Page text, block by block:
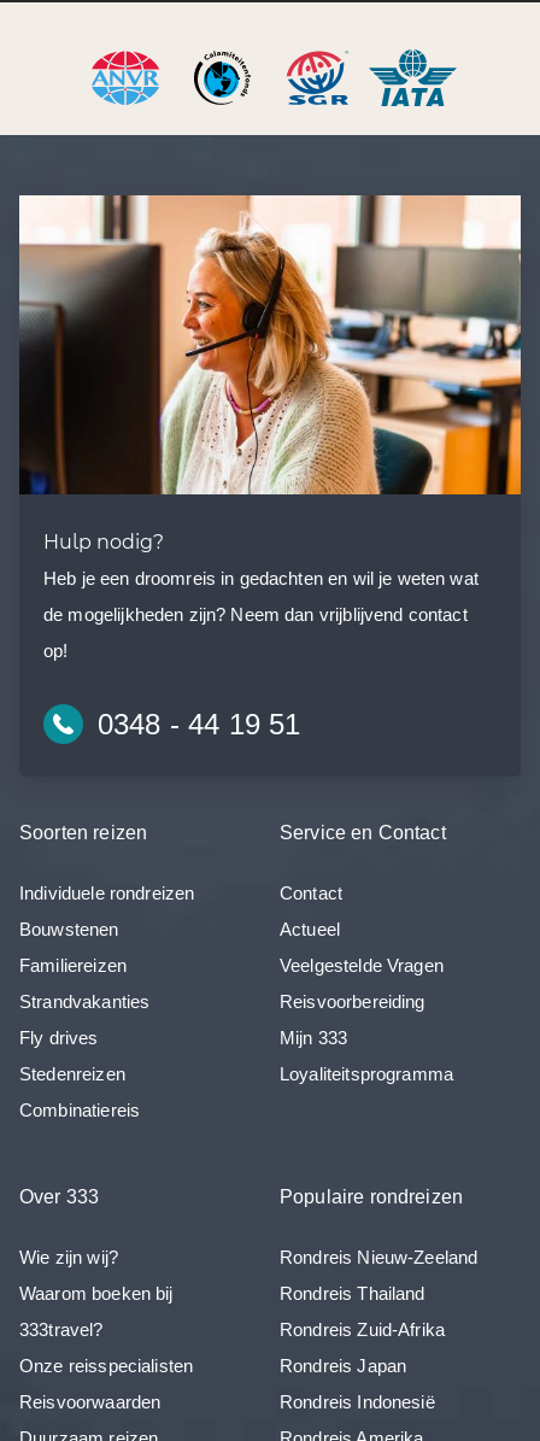
Hulp nodig?
Heb je een droomreis in gedachten en wil je weten wat
de mogelijkheden zijn? Neem dan vrijblijvend contact
op!
0348 - 44 19 51
Soorten reizen
Individuele rondreizen
Bouwstenen
Familiereizen
Strandvakanties
Fly drives
Stedenreizen
Combinatiereis
Service en Contact
Contact
Actueel
Veelgestelde Vragen
Reisvoorbereiding
Mijn 333
Loyaliteitsprogramma
Over 333
Wie zijn wij?
Waarom boeken bij
333travel?
Onze reisspecialisten
Reisvoorwaarden
Populaire rondreizen
Rondreis Nieuw-Zeeland
Rondreis Thailand
Rondreis Zuid-Afrika
Rondreis Japan
Rondreis Indonesië